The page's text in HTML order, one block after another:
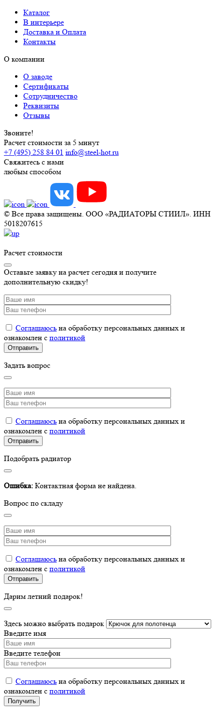
Каталог
В интерьере
Доставка и Оплата
Контакты
О компании
О заводе
Сертификаты
Сотрудничество
Реквизиты
Отзывы
Звоните!
Расчет стоимости за 5 минут
+7 (495) 258 84 01 info@steel-hot.ru
Свяжитесь с нами
любым способом
© Все права защищены. ООО «РАДИАТОРЫ СТИИЛ». ИНН
5018207615
Расчет стоимости
Оставьте заявку на расчет сегодня и получите
дополнительную скидку!
Соглашаюсь на обработку персональных данных и
ознакомлен с политикой
Задать вопрос
Соглашаюсь на обработку персональных данных и
ознакомлен с политикой
Подобрать радиатор
Ошибка: Контактная форма не найдена.
Вопрос по складу
Соглашаюсь на обработку персональных данных и
ознакомлен с политикой
Дарим летний подарок!
Здесь можно выбрать подарок
Введите имя
Введите телефон
Соглашаюсь на обработку персональных данных и
ознакомлен с политикой